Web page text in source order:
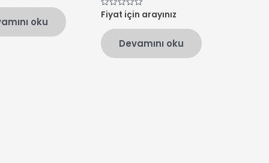
oku
5
üzerinden
oy
aldı
Fiyat için arayınız
Devamını oku